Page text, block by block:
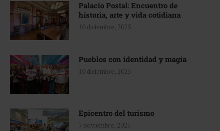
Palacio Postal: Encuentro de
historia, arte y vida cotidiana
10 diciembre, 2025
Pueblos con identidad y magia
10 diciembre, 2025
Epicentro del turismo
7 noviembre, 2025